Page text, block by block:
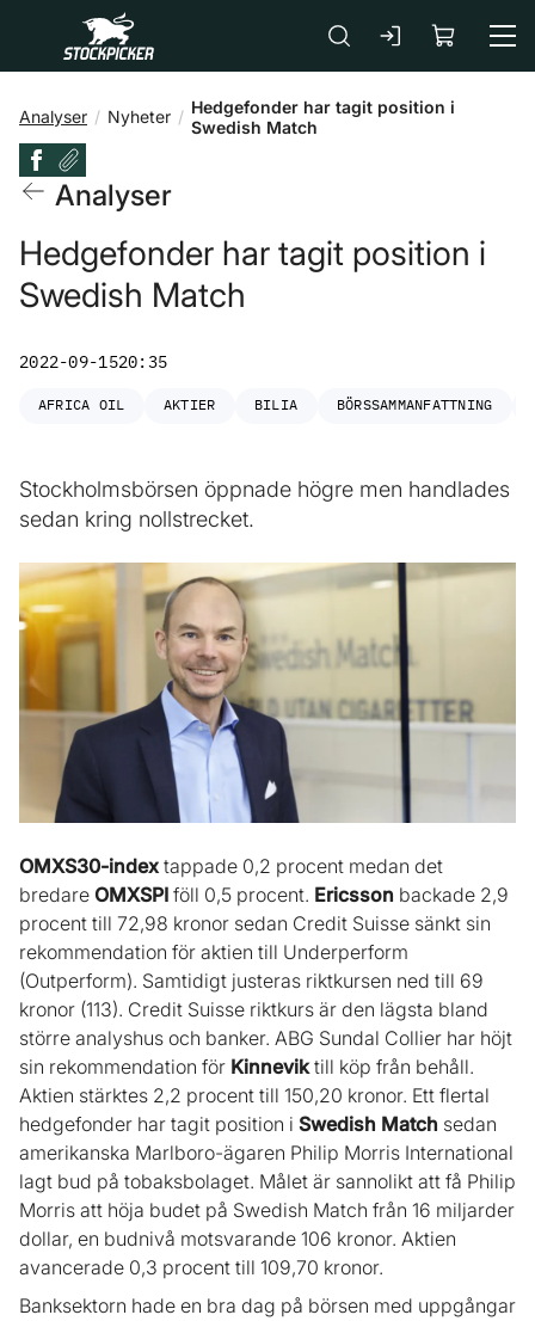
Gå till huvudinnehåll
Analyser Nyheter
Hedgefonder har tagit position i
Swedish Match
Analyser
Hedgefonder har tagit position i
Swedish Match
2022-09-1520:35
AFRICA OIL AKTIER BILIA BÖRSSAMMANFATTNING
Stockholmsbörsen öppnade högre men handlades
sedan kring nollstrecket.
OMXS30-index tappade 0,2 procent medan det
bredare OMXSPI föll 0,5 procent. Ericsson backade 2,9
procent till 72,98 kronor sedan Credit Suisse sänkt sin
rekommendation för aktien till Underperform
(Outperform). Samtidigt justeras riktkursen ned till 69
kronor (113). Credit Suisse riktkurs är den lägsta bland
större analyshus och banker. ABG Sundal Collier har höjt
sin rekommendation för Kinneviktill köp från behåll.
Aktien stärktes 2,2 procent till 150,20 kronor. Ett flertal
hedgefonder har tagit position i Swedish Match sedan
amerikanska Marlboro-ägaren Philip Morris International
lagt bud på tobaksbolaget. Målet är sannolikt att få Philip
Morris att höja budet på Swedish Match från 16 miljarder
dollar, en budnivå motsvarande 106 kronor. Aktien
avancerade 0,3 procent till 109,70 kronor.
Banksektorn hade en bra dag på börsen med uppgångar